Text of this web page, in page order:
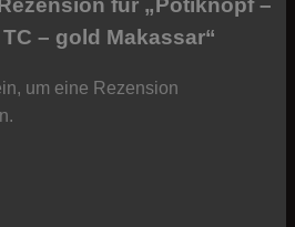
für „Potiknopf –
– gold Makassar“
um eine Rezension